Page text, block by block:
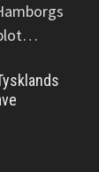
blot…